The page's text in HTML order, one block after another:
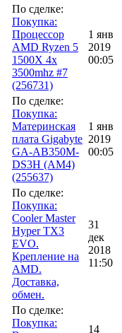
По сделке:
Покупка:
Процессор
AMD Ryzen 5
1500X 4x
3500mhz #7
(256731)
1 янв
2019
00:05
По сделке:
Покупка:
Материнская
плата Gigabyte
GA-AB350M-
DS3H (AM4)
(255637)
1 янв
2019
00:05
По сделке:
Покупка:
Cooler Master
Hyper TX3
EVO.
Крепление на
AMD.
Доставка,
обмен.
31
дек
2018
11:50
По сделке:
Покупка:
14